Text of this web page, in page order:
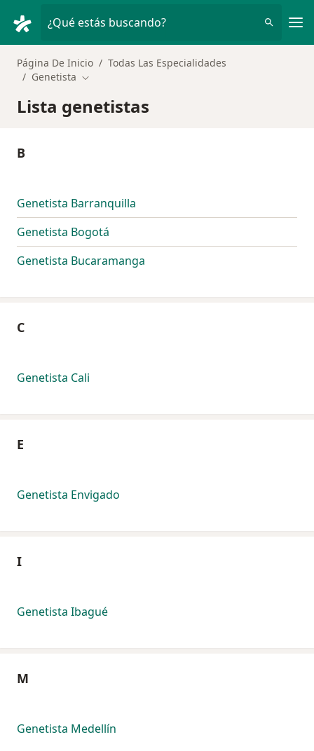
¿Qué estás buscando?
Página De Inicio
Todas Las Especialidades
Genetista Cambiar de ciudad
Lista genetistas
B
Genetista Barranquilla
Genetista Bogotá
Genetista Bucaramanga
C
Genetista Cali
E
Genetista Envigado
I
Genetista Ibagué
M
Genetista Medellín